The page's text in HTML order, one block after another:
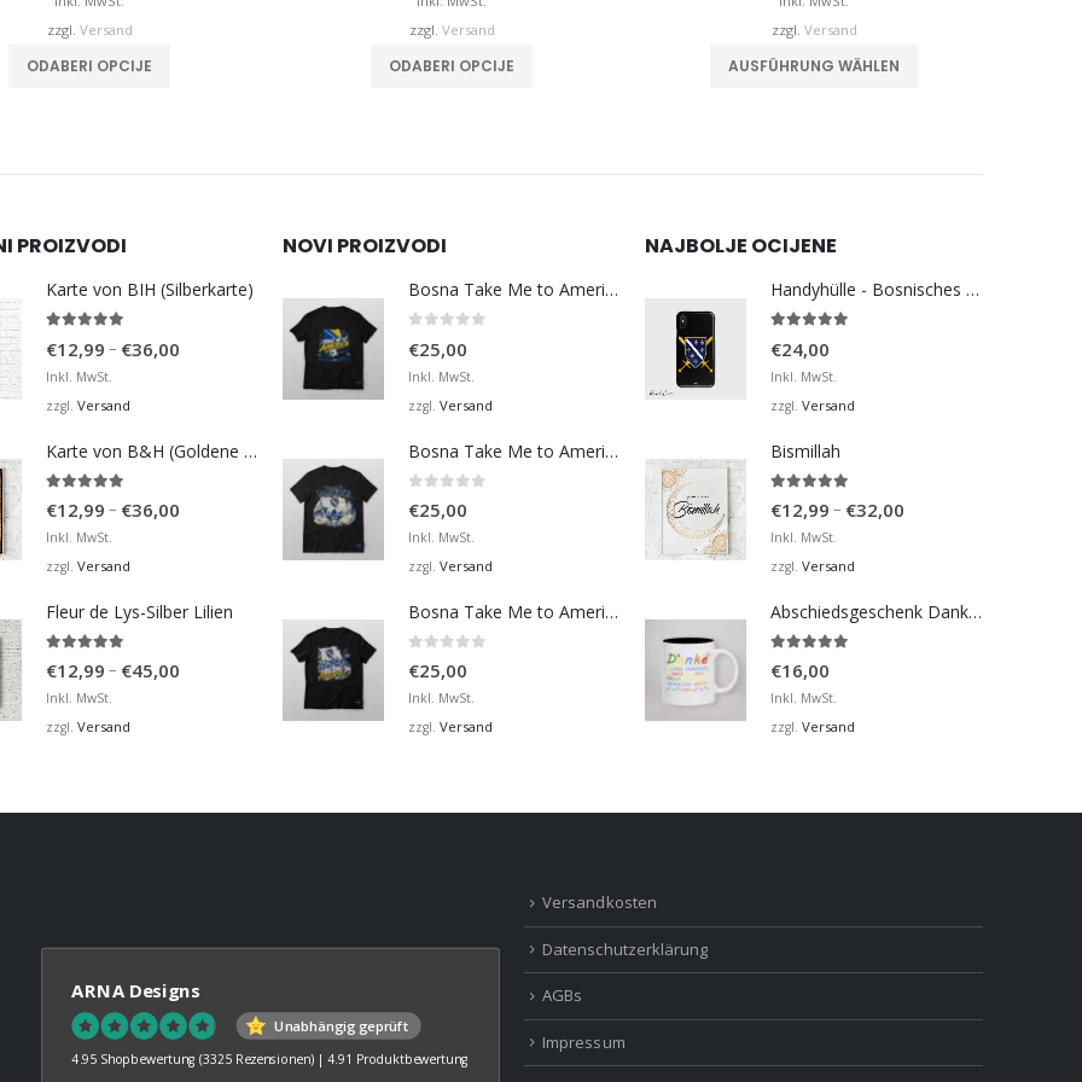
zzgl. Versand
ODABERI OPCIJE
zzgl. Versand
AUSFÜHRUNG WÄHLEN
zzgl. Versand
ODABERI OPCIJE
PROIZVODI
Karte von BIH (Silberkarte)
€12,99 – €36,00
Inkl. MwSt.
zzgl. Versand
Karte von B&H (Goldene Karte)
€12,99 – €36,00
Inkl. MwSt.
zzgl. Versand
Fleur de Lys-Silber Lilien
€12,99 – €45,00
Inkl. MwSt.
zzgl. Versand
NOVI PROIZVODI
Bosna Take Me to America Navijačka Majica 3
€25,00
Inkl. MwSt.
zzgl. Versand
Bosna Take Me to America Navijačka Majica 4
€25,00
Inkl. MwSt.
zzgl. Versand
Bosna Take Me to America Navijačka Majica 2
€25,00
Inkl. MwSt.
zzgl. Versand
NAJBOLJE OCIJENE
Handyhülle - Bosnisches Wappen
€24,00
Inkl. MwSt.
zzgl. Versand
Bismillah
€12,99 – €32,00
Inkl. MwSt.
zzgl. Versand
Abschiedsgeschenk Danke Tasse für Kindergarten, Hort
€16,00
Inkl. MwSt.
zzgl. Versand
ARNA Designs
Unabhängig geprüft
4.95 Shopbewertung (3325 Rezensionen) | 4.91 Produktbewertung
Versandkosten
Datenschutzerklärung
AGBs
Impressum